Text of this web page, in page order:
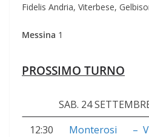
Fidelis Andria, Viterbese,
Messina 1
PROSSIMO TURNO
SAB. 24
12:30
Monterosi –